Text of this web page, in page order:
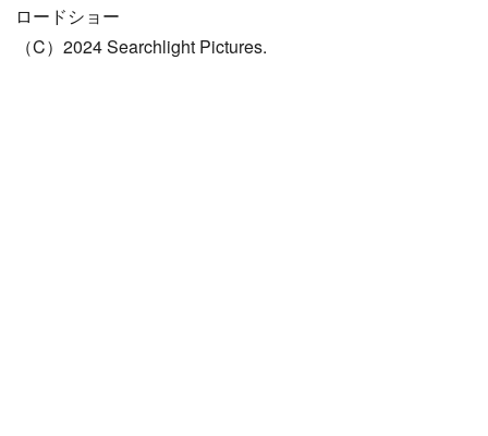
ロードショー
（C）2024 Searchlight Pictures.